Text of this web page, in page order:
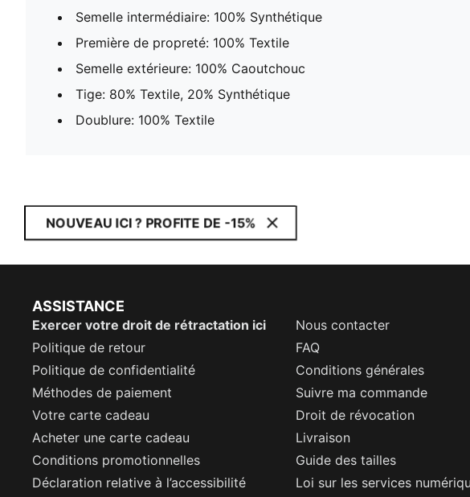
Semelle intermédiaire: 100% Synthétique
Première de propreté: 100% Textile
Semelle extérieure: 100% Caoutchouc
Tige: 80% Textile, 20% Synthétique
Doublure: 100% Textile
NOUVEAU ICI ? PROFITE DE -15%
ASSISTANCE
Exercer votre droit de rétractation ici
Nous contacter
Politique de retour
FAQ
Politique de confidentialité
Conditions générales
Méthodes de paiement
Suivre ma commande
Votre carte cadeau
Droit de révocation
Acheter une carte cadeau
Livraison
Conditions promotionnelles
Guide des tailles
Déclaration relative à l’accessibilité
Loi sur les services